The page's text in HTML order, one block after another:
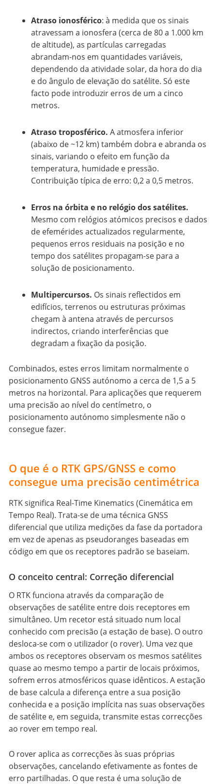
Atraso ionosférico: à medida que os sinais
atravessam a ionosfera (cerca de 80 a 1.000 km
de altitude), as partículas carregadas
abrandam-nos em quantidades variáveis,
dependendo da atividade solar, da hora do dia
e do ângulo de elevação do satélite. Só este
facto pode introduzir erros de um a cinco
metros.
Atraso troposférico. A atmosfera inferior
(abaixo de ~12 km) também dobra e abranda os
sinais, variando o efeito em função da
temperatura, humidade e pressão.
Contribuição típica de erro: 0,2 a 0,5 metros.
Erros na órbita e no relógio dos satélites.
Mesmo com relógios atómicos precisos e dados
de efemérides actualizados regularmente,
pequenos erros residuais na posição e no
tempo dos satélites propagam-se para a
solução de posicionamento.
Multipercursos. Os sinais reflectidos em
edifícios, terrenos ou estruturas próximas
chegam à antena através de percursos
indirectos, criando interferências que
degradam a fixação da posição.
Combinados, estes erros limitam normalmente o
posicionamento GNSS autónomo a cerca de 1,5 a 5
metros na horizontal. Para aplicações que requerem
uma precisão ao nível do centímetro, o
posicionamento autónomo simplesmente não o
consegue fazer.
O que é o RTK GPS/GNSS e como
consegue uma precisão centimétrica
RTK significa Real-Time Kinematics (Cinemática em
Tempo Real). Trata-se de uma técnica GNSS
diferencial que utiliza medições da fase da portadora
em vez de apenas as pseudoranges baseadas em
código em que os receptores padrão se baseiam.
O conceito central: Correção diferencial
O RTK funciona através da comparação de
observações de satélite entre dois receptores em
simultâneo. Um recetor está situado num local
conhecido com precisão (a estação de base). O outro
desloca-se com o utilizador (o rover). Uma vez que
ambos os receptores observam os mesmos satélites
quase ao mesmo tempo a partir de locais próximos,
sofrem erros atmosféricos quase idênticos. A estação
de base calcula a diferença entre a sua posição
conhecida e a posição implícita nas suas observações
de satélite e, em seguida, transmite estas correcções
ao rover em tempo real.
O rover aplica as correcções às suas próprias
observações, cancelando efetivamente as fontes de
erro partilhadas. O que resta é uma solução de